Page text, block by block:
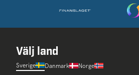
Välj land
Sverige Danmark Norge